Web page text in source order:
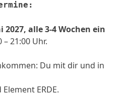
2027, alle 3-4 Wochen ein
– 21:00 Uhr.
Du mit dir und in
ERDE.